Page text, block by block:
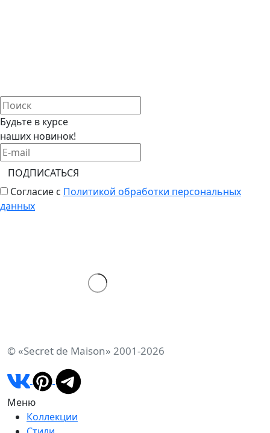
Будьте в курсе
наших новинок!
ПОДПИСАТЬСЯ
Согласие с Политикой обработки персональных
данных
© «Secret de Maison» 2001-2026
Меню
Коллекции